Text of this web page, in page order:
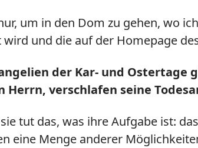
um in den Dom zu gehen, wo
und die auf der Homepage
der Kar- und
Herrn, verschlafen seine
tut das, was ihre Aufgabe ist:
eine Menge anderer